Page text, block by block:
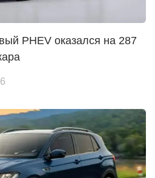
PHEV оказался на 287